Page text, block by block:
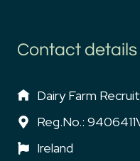
Contact details
Dairy Farm
Reg.No.:
Ireland